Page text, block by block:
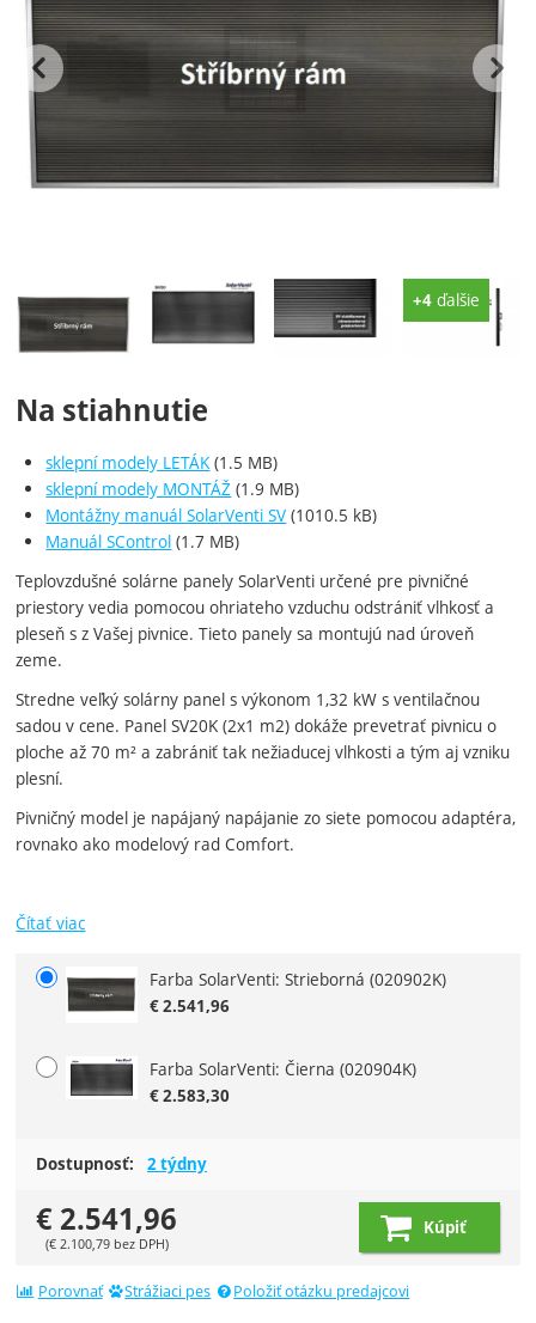
Fotografie +4 ďalšie
Na stiahnutie
sklepní modely LETÁK (1.5 MB)
sklepní modely MONTÁŽ (1.9 MB)
Montážny manuál SolarVenti SV (1010.5 kB)
Manuál SControl (1.7 MB)
Teplovzdušné solárne panely SolarVenti určené pre pivničné
priestory vedia pomocou ohriateho vzduchu odstrániť vlhkosť a
pleseň s z Vašej pivnice. Tieto panely sa montujú nad úroveň
zeme.
Stredne veľký solárny panel s výkonom 1,32 kW s ventilačnou
sadou v cene. Panel SV20K (2x1 m2) dokáže prevetrať pivnicu o
ploche až 70 m² a zabrániť tak nežiaducej vlhkosti a tým aj vzniku
plesní.
Pivničný model je napájaný napájanie zo siete pomocou adaptéra,
rovnako ako modelový rad Comfort.
Čítať viac
Zvoľte variantFarba SolarVenti: Strieborná(020902K)
€2.541,96
Farba SolarVenti: Čierna(020904K)
€2.583,30
Dostupnosť: 2 týdny
€ 2.541,96
(€2.100,79 bez DPH)
Kúpiť
Porovnať Strážiaci pes Položiť otázku predajcovi